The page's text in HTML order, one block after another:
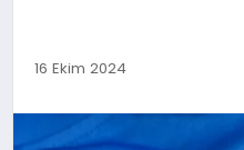
16 Ekim 2024